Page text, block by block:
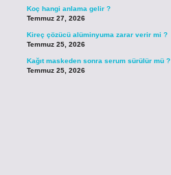
Koç hangi anlama gelir ?
Temmuz 27, 2026
Kireç çözücü alüminyuma zarar verir mi ?
Temmuz 25, 2026
Kağıt maskeden sonra serum sürülür mü ?
Temmuz 25, 2026